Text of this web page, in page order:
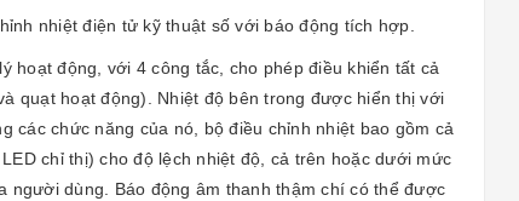
nhiệt điện tử kỹ thuật số với báo động tích hợp.
hoạt động, với 4 công tắc, cho phép điều khiển tất cả
quạt hoạt động). Nhiệt độ bên trong được hiển thị với
các chức năng của nó, bộ điều chỉnh nhiệt bao gồm cả
chỉ thị) cho độ lệch nhiệt độ, cả trên hoặc dưới mức
người dùng. Báo động âm thanh thậm chí có thể được